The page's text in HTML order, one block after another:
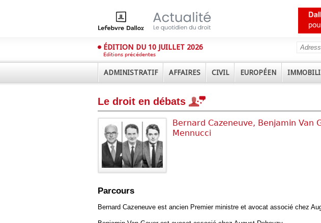
ÉDITION DU 10 JUILLET 2026
Éditions précédentes
ADMINISTRATIF AFFAIRES CIVIL EUROPÉEN
Le droit en débats
Bernard Cazeneuve, Benjamin Van
Mennucci
Parcours
Bernard Cazeneuve est ancien Premier ministre et avocat associé chez